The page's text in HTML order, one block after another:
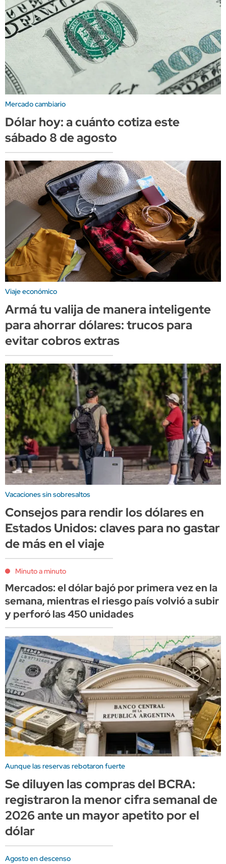
Mercado cambiario
Dólar hoy: a cuánto cotiza este
sábado 8 de agosto
Viaje económico
Armá tu valija de manera inteligente
para ahorrar dólares: trucos para
evitar cobros extras
Vacaciones sin sobresaltos
Consejos para rendir los dólares en
Estados Unidos: claves para no gastar
de más en el viaje
Minuto a minuto
Mercados: el dólar bajó por primera vez en la
semana, mientras el riesgo país volvió a subir
y perforó las 450 unidades
Aunque las reservas rebotaron fuerte
Se diluyen las compras del BCRA:
registraron la menor cifra semanal de
2026 ante un mayor apetito por el
dólar
Agosto en descenso